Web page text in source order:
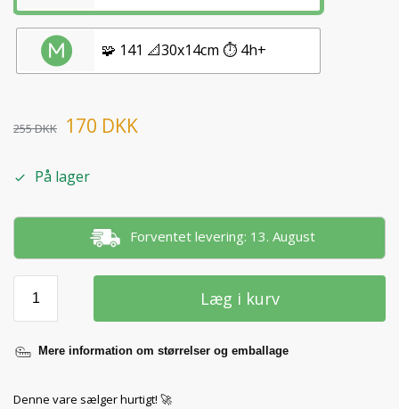
🧩 141 📐30x14cm ⏱️ 4h+
255DKK 170 DKK
På lager
Forventet levering: 13. August
Læg i kurv
Mere information om størrelser og emballage
Denne vare sælger hurtigt! 🚀